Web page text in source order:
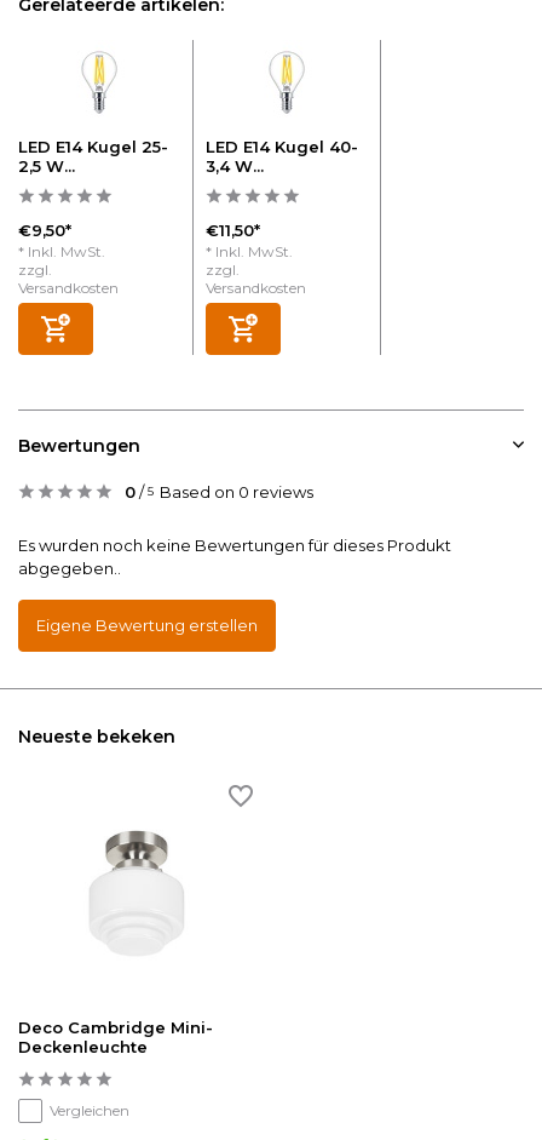
Gerelateerde artikelen:
LED E14 Kugel 25-
2,5 W...
€9,50*
* Inkl. MwSt.
zzgl.
Versandkosten
LED E14 Kugel 40-
3,4 W...
€11,50*
* Inkl. MwSt.
zzgl.
Versandkosten
Bewertungen
0/5 Based on 0 reviews
Es wurden noch keine Bewertungen für dieses Produkt
abgegeben..
Eigene Bewertung erstellen
Neueste bekeken
Deco Cambridge Mini-
Deckenleuchte
Vergleichen